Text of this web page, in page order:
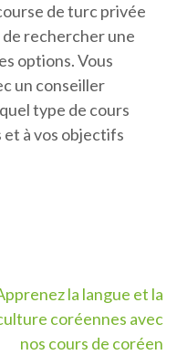
de turc privée
rechercher une
options. Vous
un conseiller
type de cours
et à vos objectifs
la langue et la
coréennes avec
nos cours de coréen